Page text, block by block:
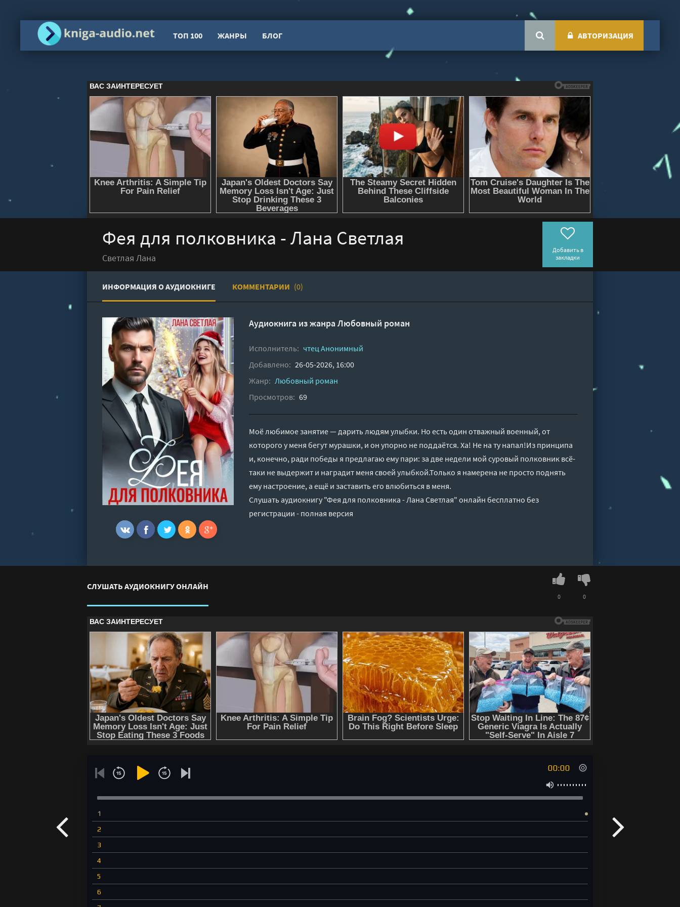
ТОП 100 ЖАНРЫ БЛОГ АВТОРИЗАЦИЯ
Фея для полковника - Лана Светлая
Светлая Лана
Добавить в
закладки
ИНФОРМАЦИЯ О АУДИОКНИГЕ КОММЕНТАРИИ (0)
Аудиокнига из жанраЛюбовный роман
Исполнитель: чтец Анонимный
Добавлено: 26-05-2026, 16:00
Жанр: Любовный роман
Просмотров: 69
Моё любимое занятие — дарить людям улыбки. Но есть один отважный военный, от
которого у меня бегут мурашки, и он упорно не поддаётся. Ха! Не на ту напал!Из принципа
и, конечно, ради победы я предлагаю ему пари: за две недели мой суровый полковник всё-
таки не выдержит и наградит меня своей улыбкой.Только я намерена не просто поднять
ему настроение, а ещё и заставить его влюбиться в меня.
Слушать аудиокнигу "Фея для полковника - Лана Светлая" онлайн бесплатно без
регистрации - полная версия
СЛУШАТЬ АУДИОКНИГУ ОНЛАЙН
0 0
00:00
1
2
3
4
5
6